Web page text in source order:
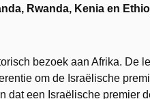
Rwanda, Kenia en
bezoek aan Afrika. De
om de Israëlische
dat een Israëlische premier